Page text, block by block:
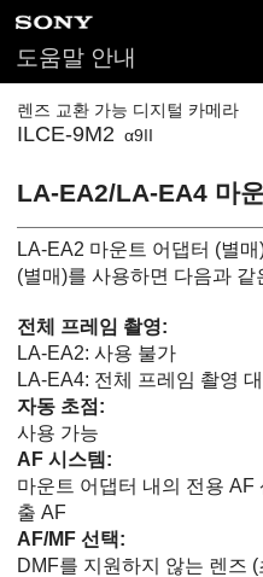
도움말 안내
렌즈 교환 가능 디지털 카메라
ILCE-9M2 α9II
LA-EA2/LA-EA4 마
LA-EA2 마운트 어댑터 (별
(별매)를 사용하면 다음과
전체 프레임 촬영:
LA-EA2: 사용 불가
LA-EA4: 전체 프레임 촬영
자동 초점 :
사용 가능
AF 시스템:
마운트 어댑터 내의 전용 AF
출 AF
AF/MF 선택:
DMF를 지원하지 않는 렌즈